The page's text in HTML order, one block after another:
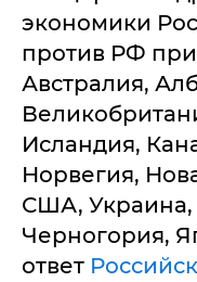
экономики
против РФ
Австралия,
Исландия,
Норвегия,
США,
Черногория,
ответ